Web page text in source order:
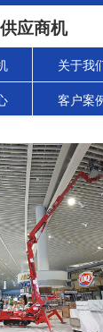
供应商机
关于我
客户案